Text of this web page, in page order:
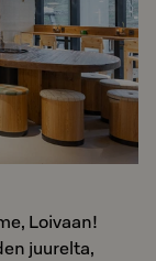
Loivaan!
juurelta,